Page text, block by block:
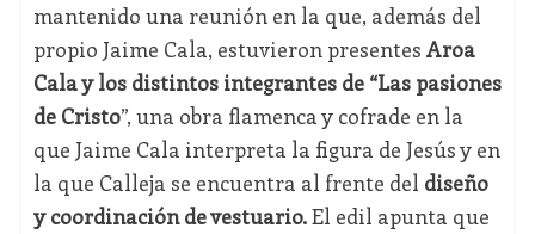
mantenido una reunión en la que, además del
propio Jaime Cala, estuvieron presentes Aroa
Cala y los distintos integrantes de “Las pasiones
de Cristo”, una obra flamenca y cofrade en la
que Jaime Cala interpreta la figura de Jesús y en
la que Calleja se encuentra al frente del diseño
y coordinación de vestuario.El edil apunta que